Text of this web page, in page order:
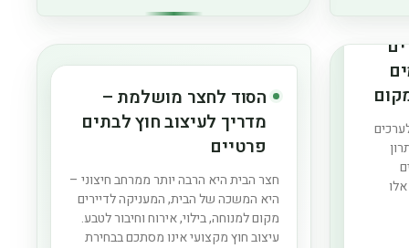
הסוד לחצר מושלמת –
מדריך לעיצוב חוץ לבתים
פרטיים
חצר הבית היא הרבה יותר ממרחב חיצוני –
היא המשכה של הבית, המעניקה לדיירים
מקום למנוחה, בילוי, אירוח וחיבור לטבע.
עיצוב חוץ מקצועי אינו מסתכם בבחירת